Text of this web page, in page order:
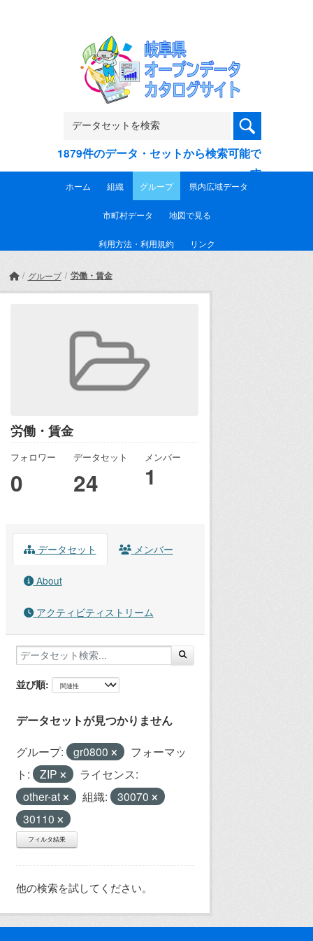
1879件のデータ・セットから検索可能で
す
ホーム 組織 グループ 県内広域データ
市町村データ 地図で見る
利用方法・利用規約 リンク
グループ 労働・賃金
労働・賃金
フォロワー
0
データセット
24
メンバー
1
データセット メンバー
About
アクティビティストリーム
並び順
データセットが見つかりません
グループ: gr0800
フォーマッ
ト:
ZIP
ライセンス:
other-at
組織:
30070
30110
フィルタ結果
他の検索を試してください。